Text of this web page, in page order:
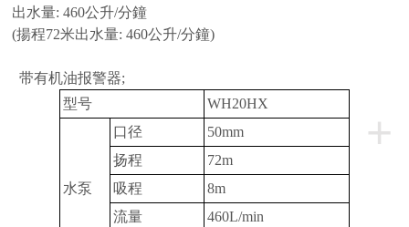
出水量: 460公升/分鐘
(揚程72米出水量: 460公升/分鐘)
带有机油报警器;
+
型号 WH20HX
水泵
口径
50mm
扬程
72m
吸程
8m
流量
460L/min